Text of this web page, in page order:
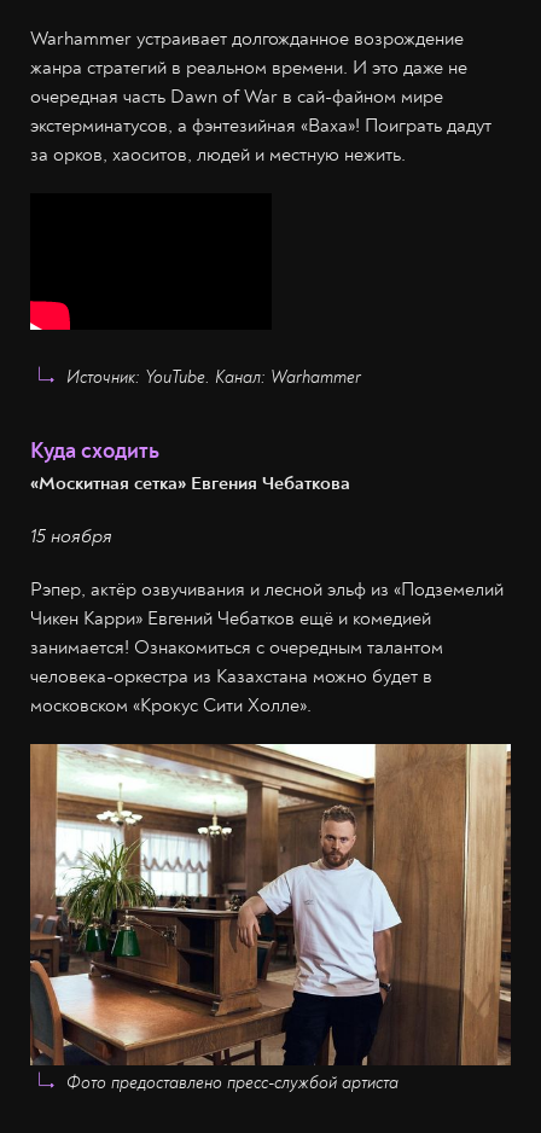
Warhammer устраивает долгожданное возрождение
жанра стратегий в реальном времени. И это даже не
очередная часть Dawn of War в сай-файном мире
экстерминатусов, а фэнтезийная «Ваха»! Поиграть дадут
за орков, хаоситов, людей и местную нежить.
Источник: YouTube. Канал: Warhammer
Куда сходить
«Москитная сетка» Евгения Чебаткова
15 ноября
Рэпер, актёр озвучивания и лесной эльф из «Подземелий
Чикен Карри» Евгений Чебатков ещё и комедией
занимается! Ознакомиться с очередным талантом
человека-оркестра из Казахстана можно будет в
московском «Крокус Сити Холле».
Фото предоставлено пресс-службой артиста